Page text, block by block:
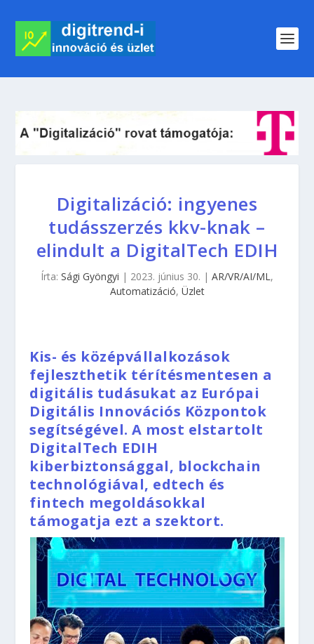
Digitalizáció: ingyenes
tudásszerzés kkv-knak –
elindult a DigitalTech EDIH
Írta: Sági Gyöngyi | 2023. június 30. | AR/VR/AI/ML,
Automatizáció, Üzlet
Kis- és középvállalkozások
fejleszthetik térítésmentesen a
digitális tudásukat az Európai
Digitális Innovációs Központok
segítségével. A most elstartolt
DigitalTech EDIH
kiberbiztonsággal, blockchain
technológiával, edtech és
fintech megoldásokkal
támogatja ezt a szektort.